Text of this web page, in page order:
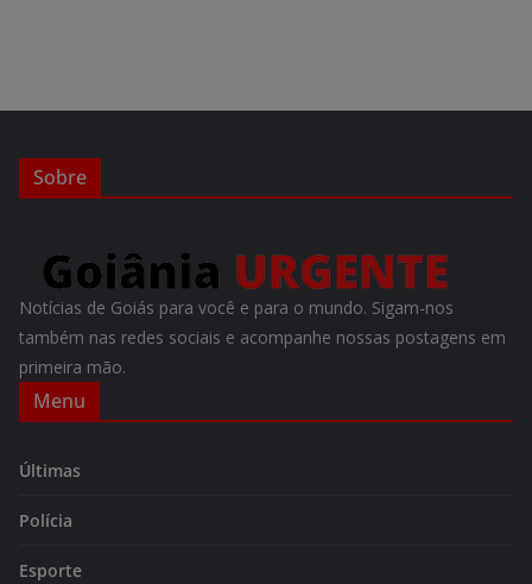
Sobre
Notícias de Goiás para você e para o mundo. Sigam-nos
também nas redes sociais e acompanhe nossas postagens em
primeira mão.
Menu
Últimas
Polícia
Esporte